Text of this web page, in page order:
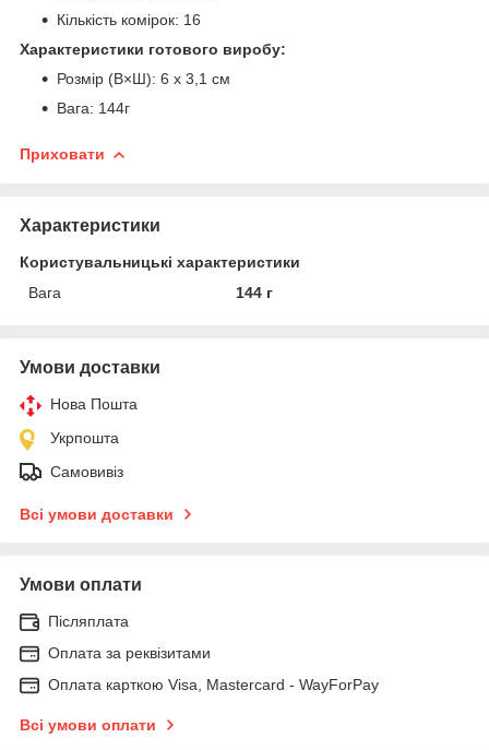
Кількість комірок: 16
Характеристики готового виробу:
Розмір (В×Ш): 6 х 3,1 см
Вага: 144г
Приховати
Характеристики
Користувальницькі характеристики
Вага
144 г
Умови доставки
Нова Пошта
Укрпошта
Самовивіз
Всі умови доставки
Умови оплати
Післяплата
Оплата за реквізитами
Оплата карткою Visa, Mastercard - WayForPay
Всі умови оплати